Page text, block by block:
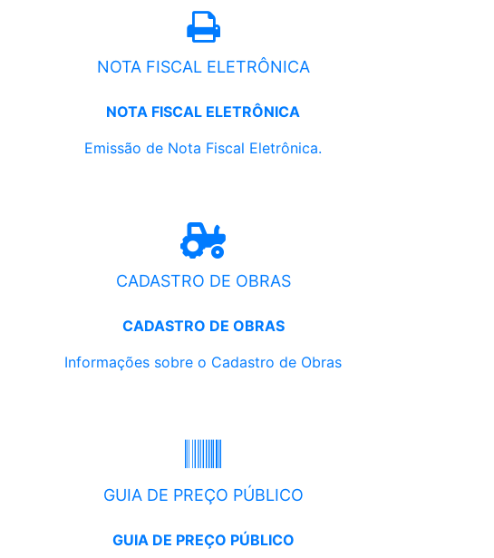
NOTA FISCAL ELETRÔNICA
NOTA FISCAL ELETRÔNICA
Emissão de Nota Fiscal Eletrônica.
CADASTRO DE OBRAS
CADASTRO DE OBRAS
Informações sobre o Cadastro de Obras
GUIA DE PREÇO PÚBLICO
GUIA DE PREÇO PÚBLICO